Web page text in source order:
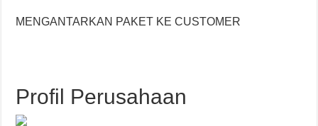
MENGANTARKAN PAKET KE CUSTOMER
Profil Perusahaan